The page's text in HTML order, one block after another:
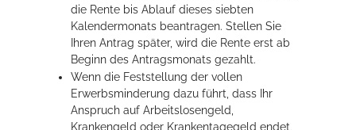
die Rente bis Ablauf dieses siebten
Kalendermonats beantragen. Stellen Sie
Ihren Antrag später, wird die Rente erst ab
Beginn des Antragsmonats gezahlt.
Wenn die Feststellung der vollen
Erwerbsminderung dazu führt, dass Ihr
Anspruch auf Arbeitslosengeld,
Krankengeld oder Krankentagegeld endet,